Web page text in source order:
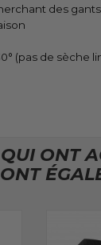
des
(pas de sèche
ONT